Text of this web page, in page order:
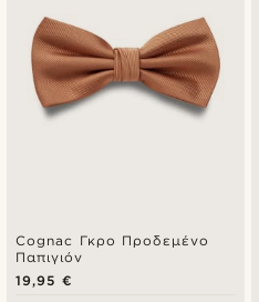
Cognac Γκρο Προδεμένο
Παπιγιόν
19,95 €